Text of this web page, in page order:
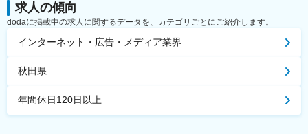
求人の傾向
dodaに掲載中の求人に関するデータを、カテゴリごとにご紹介します。
インターネット・広告・メディア業界
秋田県
年間休日120日以上